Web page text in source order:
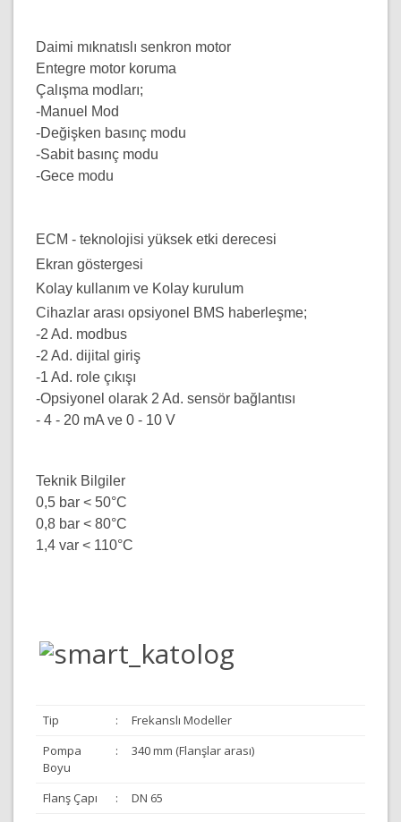
Daimi mıknatıslı senkron motor
Entegre motor koruma
Çalışma modları;
-Manuel Mod
-Değişken basınç modu
-Sabit basınç modu
-Gece modu
ECM - teknolojisi yüksek etki derecesi
Ekran göstergesi
Kolay kullanım ve Kolay kurulum
Cihazlar arası opsiyonel BMS haberleşme;
-2 Ad. modbus
-2 Ad. dijital giriş
-1 Ad. role çıkışı
-Opsiyonel olarak 2 Ad. sensör bağlantısı
- 4 - 20 mA ve 0 - 10 V
Teknik Bilgiler
0,5 bar < 50°C
0,8 bar < 80°C
1,4 var < 110°C
Tip :
Frekanslı Modeller
Pompa
Boyu
: 340 mm (Flanşlar arası)
Flanş Çapı :
DN 65